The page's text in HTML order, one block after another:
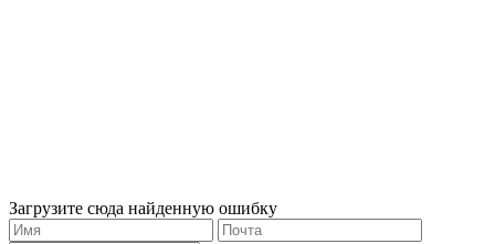
Загрузите сюда найденную ошибку